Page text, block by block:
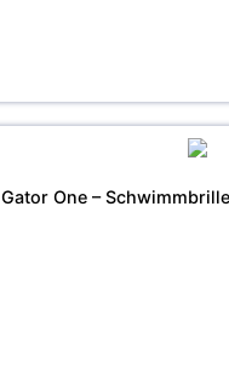
Gator One –